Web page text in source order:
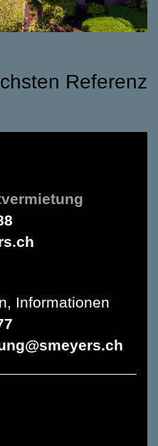
Referenz
Informationen